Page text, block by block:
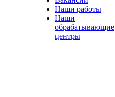
Наши работы
Наши
обрабатывающие
центры